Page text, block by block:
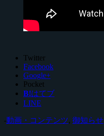
Twitter
Facebook
Google+
Pocket
B!はてブ
LINE
-動画・コンテンツ, 御知らせ